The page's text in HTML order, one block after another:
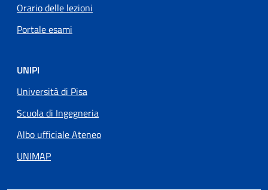
Orario delle lezioni
Portale esami
UNIPI
Università di Pisa
Scuola di Ingegneria
Albo ufficiale Ateneo
UNIMAP